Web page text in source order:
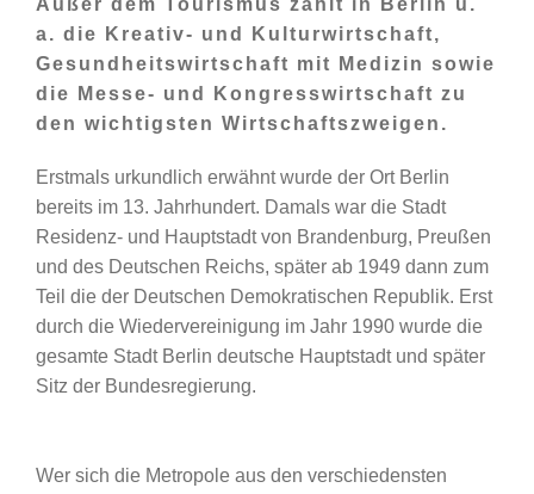
Außer dem Tourismus zählt in Berlin u.
a. die Kreativ- und Kulturwirtschaft,
Gesundheitswirtschaft mit Medizin sowie
die Messe- und Kongresswirtschaft zu
den wichtigsten Wirtschaftszweigen.
Erstmals urkundlich erwähnt wurde der Ort Berlin
bereits im 13. Jahrhundert. Damals war die Stadt
Residenz- und Hauptstadt von Brandenburg, Preußen
und des Deutschen Reichs, später ab 1949 dann zum
Teil die der Deutschen Demokratischen Republik. Erst
durch die Wiedervereinigung im Jahr 1990 wurde die
gesamte Stadt Berlin deutsche Hauptstadt und später
Sitz der Bundesregierung.
Wer sich die Metropole aus den verschiedensten